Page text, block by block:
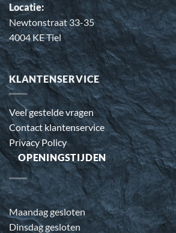
Locatie:
Newtonstraat 33-35
4004 KE Tiel
KLANTENSERVICE
Veel gestelde vragen
Contact klantenservice
Privacy Policy
OPENINGSTIJDEN
Maandag gesloten
Dinsdag gesloten